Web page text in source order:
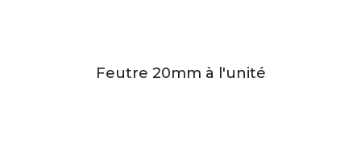
Feutre 20mm à l'unité